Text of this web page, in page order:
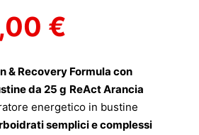
€.
€
attuale
è:
21,00 €.
& Recovery Formula con
da 25 g ReAct Arancia
energetico in bustine
semplici e complessi